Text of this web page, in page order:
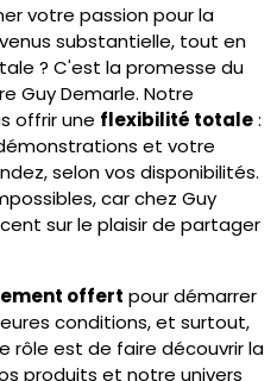
votre passion pour la
substantielle, tout en
? C'est la promesse du
Guy Demarle. Notre
offrir une flexibilité totale:
et votre
selon vos disponibilités.
car chez Guy
sur le plaisir de partager
offert pour démarrer
conditions, et surtout,
rôle est de faire découvrir la
produits et notre univers